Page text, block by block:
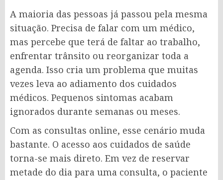
A maioria das pessoas já passou pela mesma
situação. Precisa de falar com um médico,
mas percebe que terá de faltar ao trabalho,
enfrentar trânsito ou reorganizar toda a
agenda. Isso cria um problema que muitas
vezes leva ao adiamento dos cuidados
médicos. Pequenos sintomas acabam
ignorados durante semanas ou meses.
Com as consultas online, esse cenário muda
bastante. O acesso aos cuidados de saúde
torna-se mais direto. Em vez de reservar
metade do dia para uma consulta, o paciente